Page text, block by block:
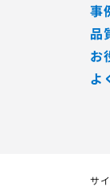
事
品
お
よ
サ